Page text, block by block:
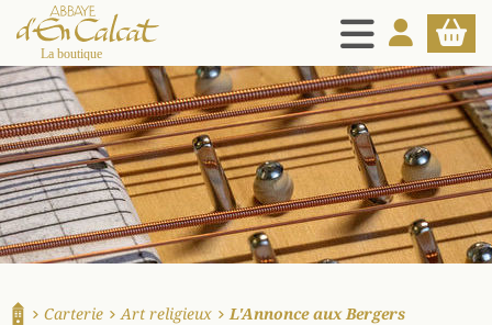
MENU
La boutique d'en Calcat
MON PANIER
Carterie Art religieux L'Annonce aux Bergers